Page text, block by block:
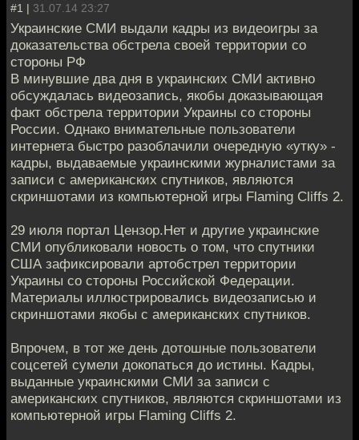
#1 | 31.07.14 23:27
Украинские СМИ выдали кадры из видеоигры за
доказательства обстрела своей территории со
стороны РФ
В минувшие два дня в украинских СМИ активно
обсуждалась видеозапись, якобы доказывающая
факт обстрела территории Украины со стороны
России. Однако внимательные пользователи
интернета быстро разоблачили очередную «утку» -
кадры, выдаваемые украинскими журналистами за
записи с американских спутников, являются
скриншотами из компьютерной игры Flaming Cliffs 2.
29 июля портал Цензор.Нет и другие украинские
СМИ опубликовали новость о том, что спутники
США зафиксировали артобстрел территории
Украины со стороны Российской Федерации.
Материалы иллюстрировались видеозаписью и
скриншотами якобы с американских спутников.
Впрочем, в тот же день дотошные пользователи
соцсетей сумели докопаться до истины. Кадры,
выданные украинскими СМИ за записи с
американских спутников, являются скриншотами из
компьютерной игры Flaming Cliffs 2.